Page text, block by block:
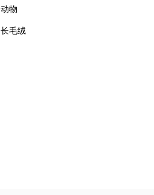
动物
长毛绒